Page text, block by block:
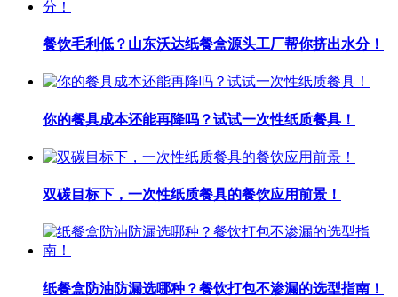
餐饮毛利低？山东沃达纸餐盒源头工厂帮你挤出水分！
你的餐具成本还能再降吗？试试一次性纸质餐具！
双碳目标下，一次性纸质餐具的餐饮应用前景！
纸餐盒防油防漏选哪种？餐饮打包不渗漏的选型指南！